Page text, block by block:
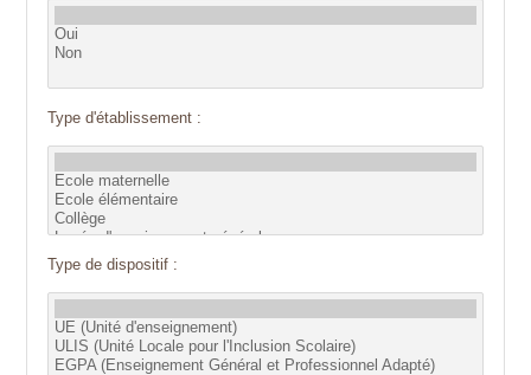
Type d'établissement :
Type de dispositif :